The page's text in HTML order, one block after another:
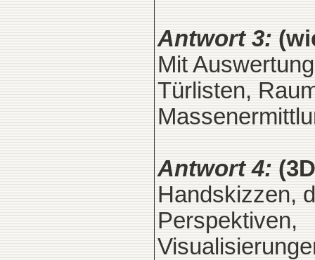
Antwort 3:
Mit
Türlisten,
Antwort 4:
Handskizzen,
Perspektiven,